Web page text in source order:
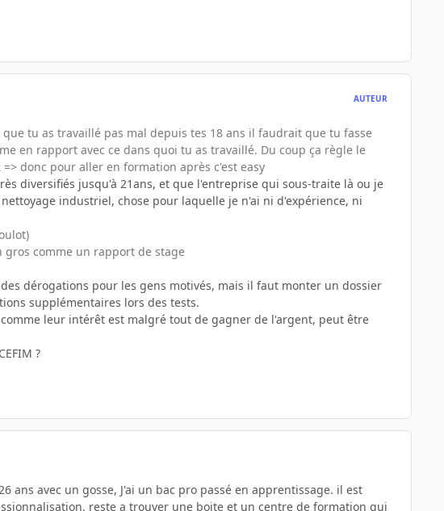
AUTEUR
tu as travaillé pas mal depuis tes 18 ans il faudrait que tu fasse
en rapport avec ce dans quoi tu as travaillé. Du coup ça règle le
donc pour aller en formation après c'est easy
diversifiés jusqu'à 21ans, et que l'entreprise qui sous-traite là ou je
industriel, chose pour laquelle je n'ai ni d'expérience, ni
comme un rapport de stage
dérogations pour les gens motivés, mais il faut monter un dossier
supplémentaires lors des tests.
leur intérêt est malgré tout de gagner de l'argent, peut être
?
ans avec un gosse, J'ai un bac pro passé en apprentissage. il est
reste a trouver une boite et un centre de formation qui